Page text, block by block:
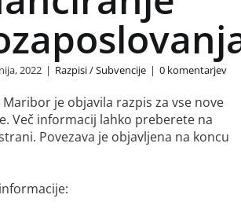
2022 | Razpisi / Subvencije | 0 komentarjev
je objavila razpis za vse nove
Več informacij lahko preberete na
Povezava je objavljena na koncu